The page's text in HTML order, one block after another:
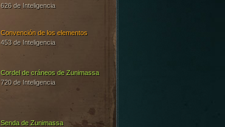
Senda de Zunimassa
Cordel de cráneos de Zunimassa
720 de Inteligencia
626 de Inteligencia
Convención de los elementos
453 de Inteligencia